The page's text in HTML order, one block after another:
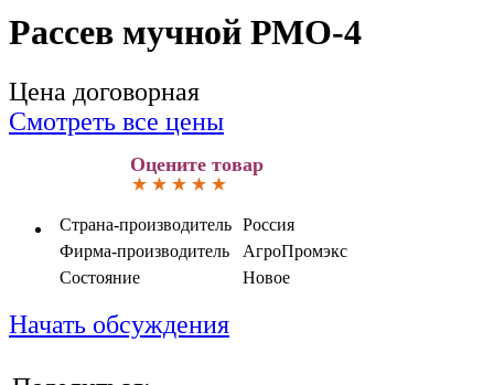
Рассев мучной РМО-4
Цена договорная
Смотреть все цены
Оцените товар
Страна-производитель Россия
Фирма-производитель
АгроПромэкс
Состояние
Новое
Начать обсуждения